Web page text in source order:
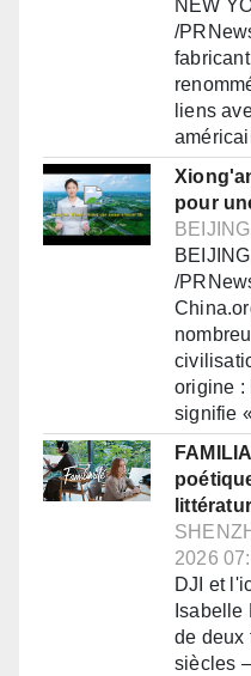
NEW
/
liens
pour
/
origine :
signifie
2026
DJI et
Isabelle
de deux
siècles